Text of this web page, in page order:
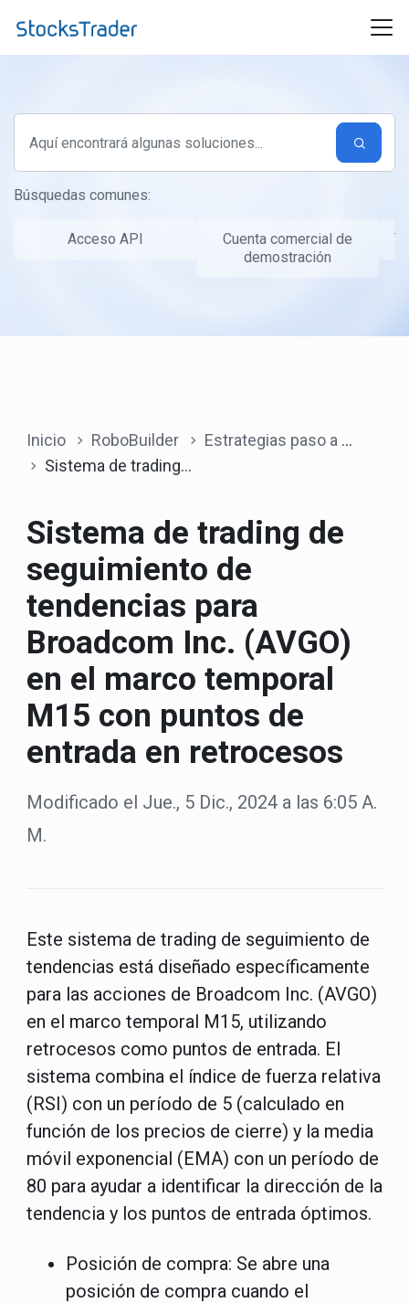
Búsquedas comunes:
Acceso API
Cuenta comercial de
demostración
Inicio RoboBuilder
Estrategias paso a paso
Sistema de trading de seguimiento de tendencias para Broadcom Inc. (AVGO) en el marco temporal M15 con puntos de entrada en retrocesos
Sistema de trading de
seguimiento de
tendencias para
Broadcom Inc. (AVGO)
en el marco temporal
M15 con puntos de
entrada en retrocesos
Modificado el Jue., 5 Dic., 2024 a las 6:05 A.
M.
Este sistema de trading de seguimiento de
tendencias está diseñado específicamente
para las acciones de Broadcom Inc. (AVGO)
en el marco temporal M15, utilizando
retrocesos como puntos de entrada. El
sistema combina el índice de fuerza relativa
(RSI) con un período de 5 (calculado en
función de los precios de cierre) y la media
móvil exponencial (EMA) con un período de
80 para ayudar a identificar la dirección de la
tendencia y los puntos de entrada óptimos.
Posición de compra: Se abre una
posición de compra cuando el